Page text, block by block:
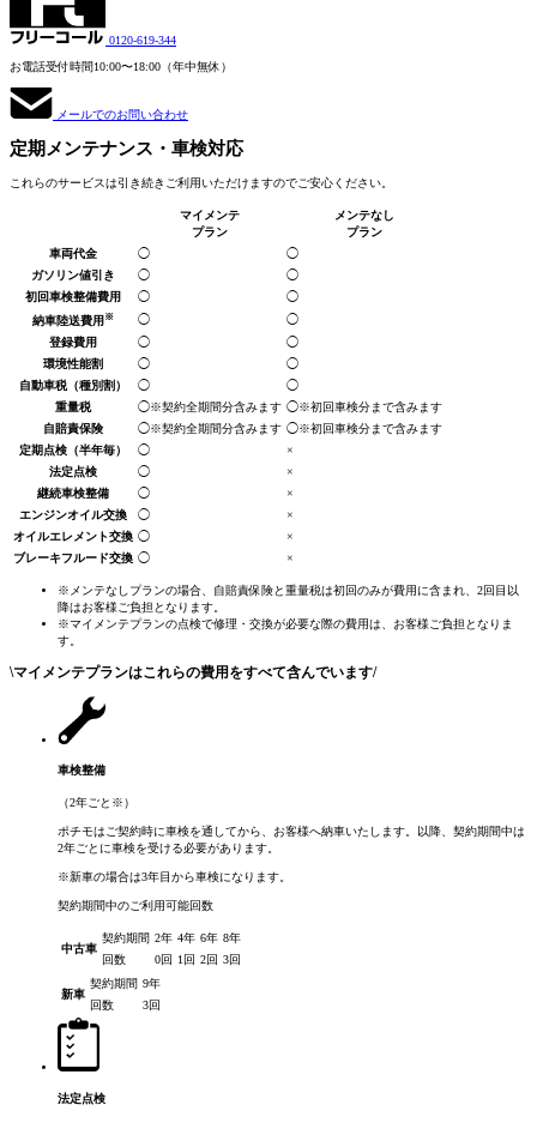
0120-619-344
お電話受付時間10:00〜18:00（年中無休）
メールでのお問い合わせ
定期メンテナンス ・車検対応
これらのサービスは引き続きご利用いただけますのでご安心ください。
マイメンテ
プラン
メンテなし
プラン
車両代金
◯
◯
ガソリン値引き
◯
◯
初回車検整備費用
◯
◯
納車陸送費用 ※ ◯
◯
登録費用
◯
◯
環境性能割
◯
◯
自動車税（種別割） ◯
◯
重量税
◯※契約全期間分含みます ◯※初回車検分まで含みます
自賠責保険
◯※契約全期間分含みます ◯※初回車検分まで含みます
定期点検 （半年毎） ◯
×
法定点検
◯
×
継続車検整備
◯
×
エンジンオイル交換
◯
×
オイルエレメント交換 ◯
×
ブレーキフルード交換 ◯ ×
※メンテなしプランの場合、自賠責保険と重量税は初回のみが費用に含まれ、2回目以
降はお客様ご負担となります。
※マイメンテプランの点検で修理・交換が必要な際の費用は、お客様ご負担となりま
す。
\マイメンテプランはこれらの費用をすべて含んでいます/
車検整備
（2年ごと ※）
ポチモはご契約時に車検を通してから、お客様へ納車いたします。以降、契約期間中は
2年ごとに車検を受ける必要があります。
※新車の場合は3年目から車検になります。
契約期間中のご利用可能回数
中古車
契約期間 2年 4年 6年 8年
回数
0回 1回 2回 3回
新車
契約期間 9年
回数
3回
法定点検